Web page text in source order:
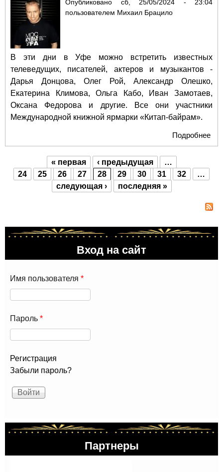
Опубликовано сб, 25/05/2024 - 23:04
пользователем Михаил Брацило
В эти дни в Уфе можно встретить известных
телеведущих, писателей, актеров и музыкантов -
Дарья Донцова, Олег Рой, Александр Олешко,
Екатерина Климова, Ольга Кабо, Иван Замотаев,
Оксана Федорова и другие. Все они участники
Международной книжной ярмарки «Китап-байрам».
Подробнее
Страницы
« первая ‹ предыдущая
…
24
25 26 27 28 29 30 31 32
…
следующая ›
последняя »
Вход на сайт
Имя пользователя *
Пароль *
Регистрация
Забыли пароль?
Партнеры